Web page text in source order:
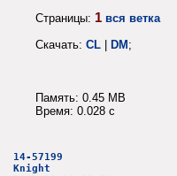
Страницы: 1 вся ветка
Скачать: CL | DM;
Память: 0.45 MB
Время: 0.028 c
14-57199
Knight